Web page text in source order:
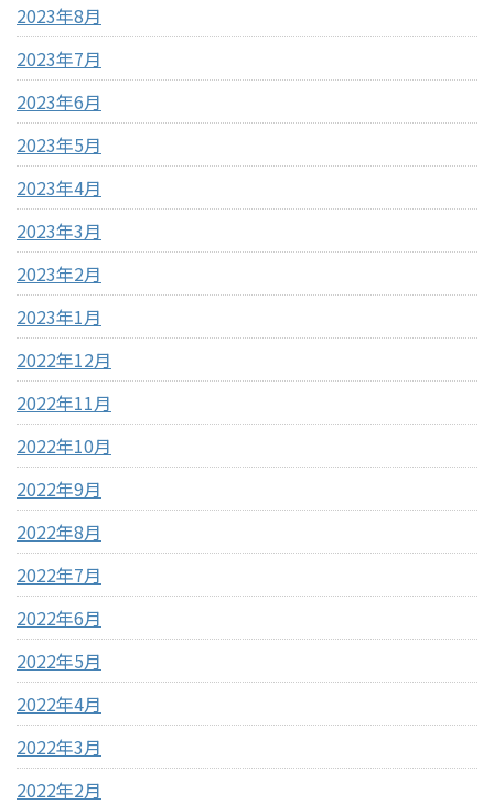
2023年8月
2023年7月
2023年6月
2023年5月
2023年4月
2023年3月
2023年2月
2023年1月
2022年12月
2022年11月
2022年10月
2022年9月
2022年8月
2022年7月
2022年6月
2022年5月
2022年4月
2022年3月
2022年2月